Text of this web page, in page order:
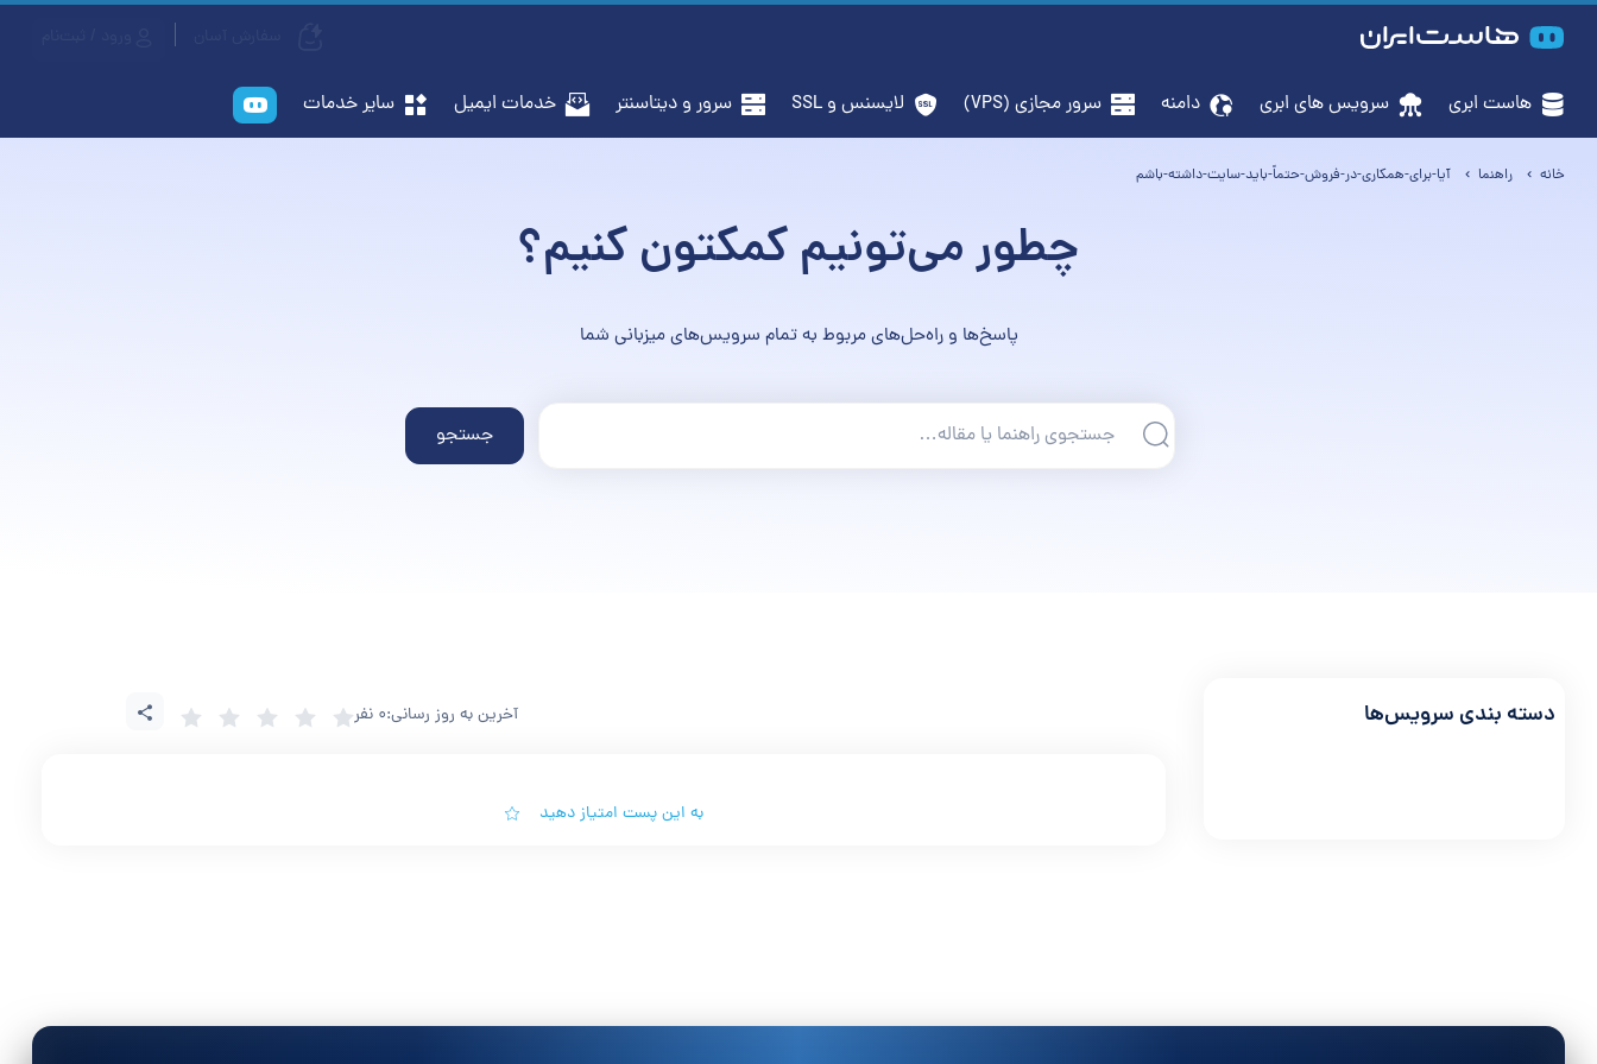
هاست ابری سرویس‌ های ابری دامنه سرور مجازی (VPS) لایسنس و SSL سرور و دیتاسنتر خدمات ایمیل سایر خدمات
خانه راهنما آیا-برای-همکاری-در-فروش-حتماً-باید-سایت-داشته-باشم
چطور می‌تونیم کمکتون کنیم؟
پاسخ‌ها و راه‌حل‌های مربوط به تمام سرویس‌های میزبانی شما
جستجو
دسته بندی سرویس‌ها آخرین به روز رسانی:0 نفر
به این پست امتیاز دهید